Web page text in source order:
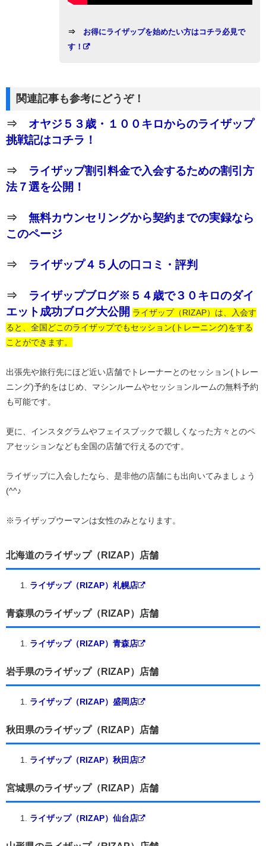
⇒
お得にライザップを始めたい方はコチラ必見で
す！
関連記事も参考にどうぞ！
⇒ オヤジ５３歳・１００キロからのライザップ
挑戦記はコチラ！
⇒ ライザップ割引料金で入会するための割引方
法７選を公開！
⇒ 無料カウンセリングから契約までの実録なら
このページ
⇒ ライザップ４５人の口コミ・評判
⇒ ライザップブログ※５４歳で３０キロのダイ
エット成功ブログ大公開 ライザップ（RIZAP）は、入会す
ると、全国どこのライザップでもセッション(トレーニング)をする
ことができます。
出張先や旅行先にほど近い店舗でトレーナーとのセッション(トレー
ニング)予約をはじめ、マシンルームやセッションルームの無料予約
も可能です。
更に、インスタグラムやフェイスブックで親しくなった方々とのペ
アセッションなども全国の店舗で行えるのです。
ライザップに入会したなら、是非他の店舗にも出向いてみましょう
(^^♪
※ライザップウーマンは女性のみとなります。
北海道のライザップ（RIZAP）店舗
ライザップ（RIZAP）札幌店
青森県のライザップ（RIZAP）店舗
ライザップ（RIZAP）青森店
岩手県のライザップ（RIZAP）店舗
ライザップ（RIZAP）盛岡店
秋田県のライザップ（RIZAP）店舗
ライザップ（RIZAP）秋田店
宮城県のライザップ（RIZAP）店舗
ライザップ（RIZAP）仙台店